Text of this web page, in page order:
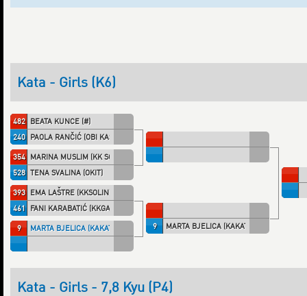
Kata - Girls (K6)
482
BEATA KUNCE (#)
240
PAOLA RANČIĆ (OBI KAŠ)
354
MARINA MUSLIM (KK SOKO)
528 TENA SVALINA (OKIT)
393
EMA LAŠTRE (KKSOLIN)
461
FANI KARABATIĆ (KKGALEB)
9 MARTA BJELICA (KAKATO) 9 MARTA BJELICA (KAKATO)
Kata - Girls - 7,8 Kyu (P4)